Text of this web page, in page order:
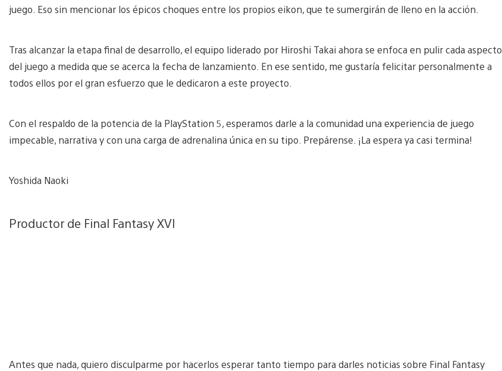
juego. Eso sin mencionar los épicos choques entre los propios eikon, que te sumergirán de lleno en la acción.
Tras alcanzar la etapa final de desarrollo, el equipo liderado por Hiroshi Takai ahora se enfoca en pulir cada aspecto
del juego a medida que se acerca la fecha de lanzamiento. En ese sentido, me gustaría felicitar personalmente a
todos ellos por el gran esfuerzo que le dedicaron a este proyecto.
Con el respaldo de la potencia de la PlayStation 5, esperamos darle a la comunidad una experiencia de juego
impecable, narrativa y con una carga de adrenalina única en su tipo. Prepárense. ¡La espera ya casi termina!
Yoshida Naoki
Productor de Final Fantasy XVI
Antes que nada, quiero disculparme por hacerlos esperar tanto tiempo para darles noticias sobre Final Fantasy